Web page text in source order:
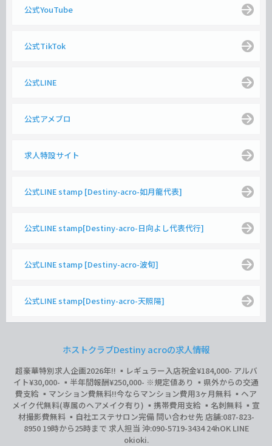
公式YouTube
公式TikTok
公式LINE
公式アメブロ
求人特設サイト
公式LINE stamp [Destiny-acro-如月龍代表]
公式LINE stamp[Destiny-acro-日向よし代表代行]
公式LINE stamp [Destiny-acro-波旬]
公式LINE stamp[Destiny-acro-天照陽]
ホストクラブDestiny acroの求人情報
超豪華特別求人企画2026年‼︎ ▪️レギュラー入店祝金¥184,000- アルバ
イト¥30,000- ▪️半年間報酬¥250,000- ※規定値あり ▪️県外からの交通
費支給 ▪️マンション費無料‼︎今ならマンション費用3ヶ月無料 ▪️ヘア
メイク代無料(専属のヘアメイク有り) ▪️携帯費用支給 ▪️名刺無料 ▪️宣
材撮影費無料 ▪️自社エステサロン完備 問い合わせ先 店舗:087-823-
8950 19時から25時まで 求人担当 沖:090-5719-3434 24hOK LINE
okioki.